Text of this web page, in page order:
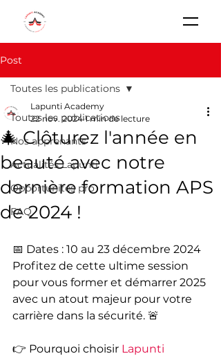
Post
Toutes les publications
Nos apprenants
Actualités Lapunti
Opportunités pro
FAQ
Toutes les publications
🎄 Clôturez l'année en
beauté avec notre
dernière formation APS
de 2024 !
Lapunti Academy
22 nov. 2024 1 min de lecture
📅 Dates : 10 au 23 décembre 2024
Profitez de cette ultime session
pour vous former et démarrer 2025
avec un atout majeur pour votre
carrière dans la sécurité. 🚨
👉 Pourquoi choisir Lapunti